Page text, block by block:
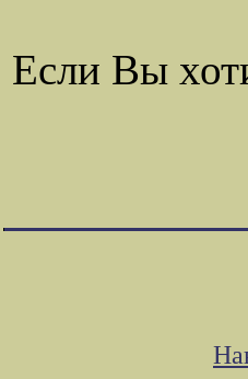
Если Вы